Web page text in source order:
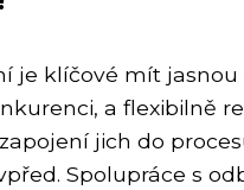
je klíčové mít
a flexibilně
jich do
Spolupráce s